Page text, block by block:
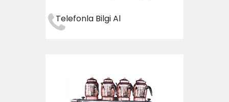
Telefonla Bilgi Al